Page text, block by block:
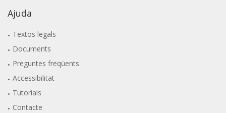
Ajuda
Textos legals
Documents
Preguntes freqüents
Accessibilitat
Tutorials
Contacte